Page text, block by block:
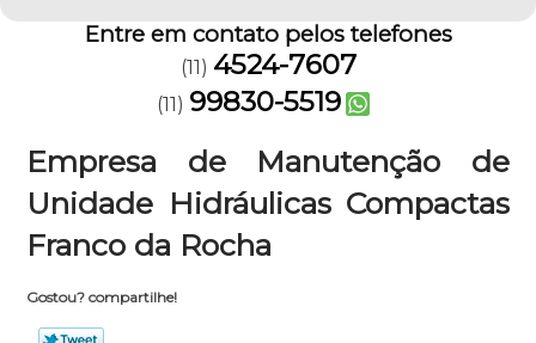
Entre em contato pelos telefones
(11) 4524-7607
(11) 99830-5519
Empresa de Manutenção de
Unidade Hidráulicas Compactas
Franco da Rocha
Gostou? compartilhe!